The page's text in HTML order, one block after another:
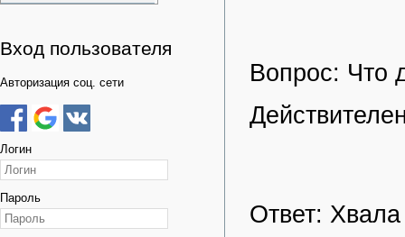
Вход пользователя
Авторизация соц. сети
Логин
Пароль
Вопрос: Что
Ответ: